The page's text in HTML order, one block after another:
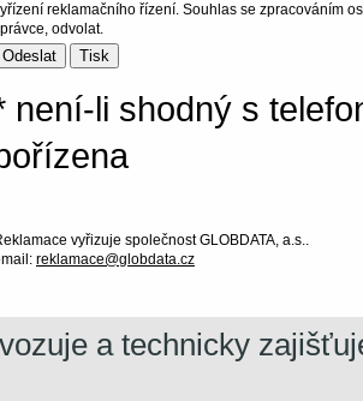
reklamačního řízení. Souhlas se zpracováním
odvolat.
není-li shodný s
vyřizuje společnost GLOBDATA, a.s..
reklamace@globdata.cz
a technicky